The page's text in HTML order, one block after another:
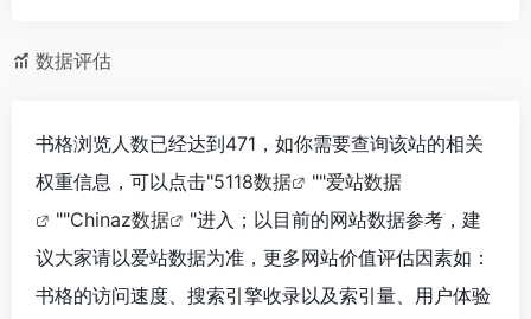
数据评估
书格浏览人数已经达到471，如你需要查询该站的相关
权重信息，可以点击"5118数据 ""爱站数据
""Chinaz数据
"进入；以目前的网站数据参考，建
议大家请以爱站数据为准，更多网站价值评估因素如：
书格的访问速度、搜索引擎收录以及索引量、用户体验